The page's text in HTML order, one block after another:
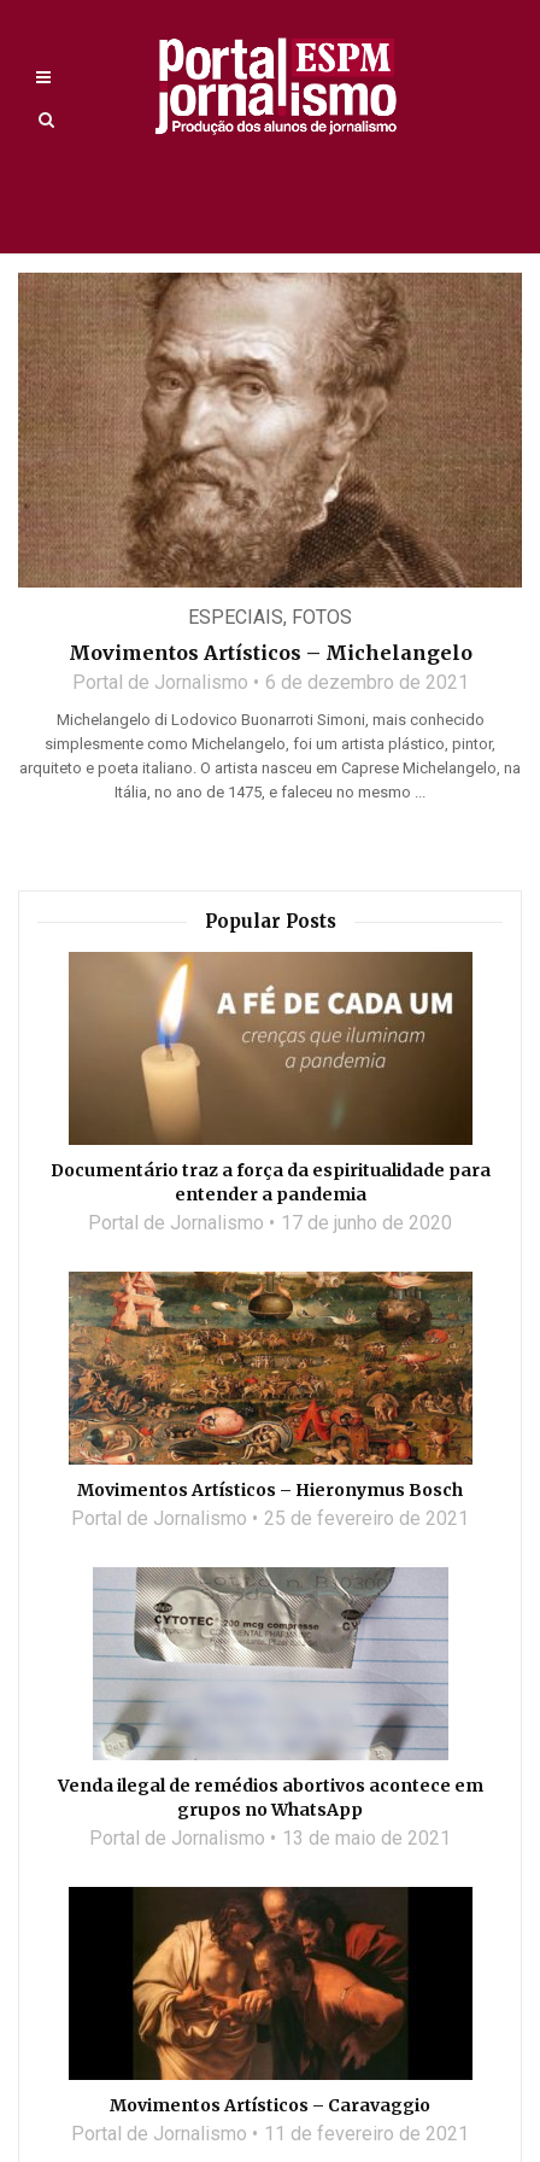
ESPECIAIS, FOTOS
Movimentos Artísticos – Michelangelo
Portal de Jornalismo 6 de dezembro de 2021
Michelangelo di Lodovico Buonarroti Simoni, mais conhecido
simplesmente como Michelangelo, foi um artista plástico, pintor,
arquiteto e poeta italiano. O artista nasceu em Caprese Michelangelo, na
Itália, no ano de 1475, e faleceu no mesmo ...
Popular Posts
Documentário traz a força da espiritualidade para
entender a pandemia
Portal de Jornalismo 17 de junho de 2020
Movimentos Artísticos – Hieronymus Bosch
Portal de Jornalismo 25 de fevereiro de 2021
Venda ilegal de remédios abortivos acontece em
grupos no WhatsApp
Portal de Jornalismo 13 de maio de 2021
Movimentos Artísticos – Caravaggio
Portal de Jornalismo 11 de fevereiro de 2021